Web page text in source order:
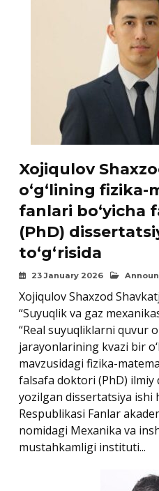
Xojiqulov
o‘g‘lining
fanlari bo‘yicha
(PhD)
to‘g‘risida
23 January 2026
Xojiqulov Shaxzod
“Suyuqlik va gaz
“Real suyuqliklarni quvur
jarayonlarining kvazi bir
mavzusidagi fizika-
falsafa doktori (PhD) ilmiy
yozilgan dissertatsiya ishi
Respublikasi Fanlar
nomidagi Mexanika va
mustahkamligi instituti...